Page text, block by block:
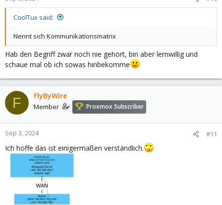
CoolTux said:
Nennt sich Kommunikationsmatrix
Hab den Begriff zwar noch nie gehört, bin aber lernwillig und
schaue mal ob ich sowas hinbekomme
F FlyByWire
Member Proxmox Subscriber
Sep 3, 2024 #11
Ich hoffe das ist einigermaßen verständlich.